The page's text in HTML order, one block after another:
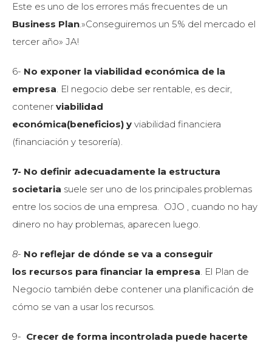
Este es uno de los errores más frecuentes de un
Business Plan.»Conseguiremos un 5% del mercado el
tercer año» JA!
6- No exponer la viabilidad económica de la
empresa. El negocio debe ser rentable, es decir,
contener viabilidad
económica(beneficios) y viabilidad financiera
(financiación y tesorería).
7- No definir adecuadamente la estructura
societaria suele ser uno de los principales problemas
entre los socios de una empresa. OJO , cuando no hay
dinero no hay problemas, aparecen luego.
8- No reflejar de dónde se va a conseguir
los recursos para financiar la empresa. El Plan de
Negocio también debe contener una planificación de
cómo se van a usar los recursos.
9- Crecer de forma incontrolada puede hacerte